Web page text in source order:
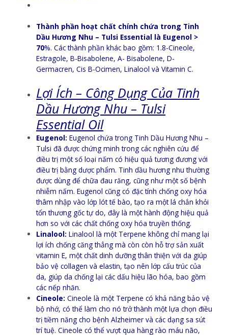
Thành phần hoạt chất chính chứa trong Tinh
Dầu Hương Nhu – Tulsi Essential là Eugenol >
70%. Các thành phần khác bao gồm: 1.8-Cineole,
Estragole, B-Bisabolene, A- Bisabolene, D-
Germacren, Cis B-Ocimen, Linalool và Vitamin C.
Lợi Ích – Công Dụng Của Tinh
Dầu Hương Nhu – Tulsi
Essential Oil
Eugenol:Eugenol chứa trong Tinh Dầu Hương Nhu –
Tulsi đã được chứng minh trong các nghiên cứu để
điều trị một số loại nấm có hiệu quả tương đương với
điều trị bằng dược phẩm. Tinh dầu hương nhu thường
được dùng để chữa đau răng, cũng như một số bệnh
nhiễm nấm. Eugenol cũng có đặc tính chống oxy hóa
thâm nhập vào lớp lót tế bào, tạo ra một lá chắn khỏi
tổn thương gốc tự do, đây là một hành động hiệu quả
hơn so với các chất chống oxy hóa truyền thống.
Linalool: Linalool là một Terpene không chỉ mang lại
lợi ích chống căng thẳng mà còn còn hỗ trợ sản xuất
vitamin E, một chất dinh dưỡng thân thiện với da giúp
bảo vệ collagen và elastin, tạo nên lớp cấu trúc của
da, giúp da chống lại các dấu hiệu lão hóa, bao gồm
các nếp nhăn.
Cineole: Cineole là một Terpene có khả năng bảo vệ
bộ nhớ, có thể làm cho nó trở thành một lựa chọn điều
trị tiềm năng cho bệnh Alzheimer và các dạng sa sút
trí tuệ. Cineole có thể vượt qua hàng rào máu não,